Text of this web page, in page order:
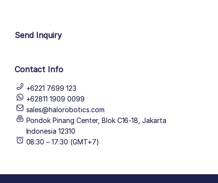
Send Inquiry
Contact Info
+6221 7699 123
+62811 1909 0099
sales@halorobotics.com
Pondok Pinang Center, Blok C16-18, Jakarta
Indonesia 12310
08:30 – 17:30 (GMT+7)